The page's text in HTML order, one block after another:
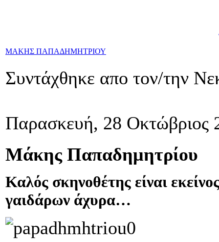
ΜΑΚΗΣ ΠΑΠΑΔΗΜΗΤΡΙΟΥ
Συντάχθηκε απο τον/την
Παρασκευή, 28 Οκτώβριος
Μάκης Παπαδημητρίου
Καλός σκηνοθέτης είναι
γαιδάρων άχυρα…